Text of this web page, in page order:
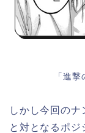
「進
しかし今回の
と対となるポジ